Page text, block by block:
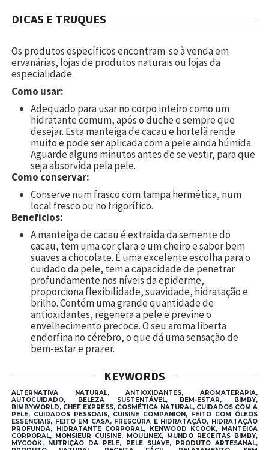
DICAS E TRUQUES
Os produtos específicos encontram-se à venda em
ervanárias, lojas de produtos naturais ou lojas da
especialidade.
Como usar:
Adequado para usar no corpo inteiro como um
hidratante comum, após o duche e sempre que
desejar. Esta manteiga de cacau e hortelã rende
muito e pode ser aplicada com a pele ainda húmida.
Aguarde alguns minutos antes de se vestir, para que
seja absorvida pela pele.
Como conservar:
Conserve num frasco com tampa hermética, num
local fresco ou no frigorífico.
Beneficios:
A manteiga de cacau é extraída da semente do
cacau, tem uma cor clara e um cheiro e sabor bem
suaves a chocolate. É uma excelente escolha para o
cuidado da pele, tem a capacidade de penetrar
profundamente nos níveis da epiderme,
proporciona flexibilidade, suavidade, hidratação e
brilho.Contém uma grande quantidade de
antioxidantes, regenera a pele e previne o
envelhecimento precoce. O seu aroma liberta
endorfina no cérebro, o que dá uma sensação de
bem-estar e prazer.
KEYWORDS
ALTERNATIVA NATURAL, ANTIOXIDANTES, AROMATERAPIA,
AUTOCUIDADO, BELEZA SUSTENTÁVEL, BEM-ESTAR, BIMBY,
BIMBYWORLD, CHEF EXPRESS, COSMÉTICA NATURAL, CUIDADOS COM A
PELE, CUIDADOS PESSOAIS, CUISINE COMPANION, FEITO COM ÓLEOS
ESSENCIAIS, FEITO EM CASA, FRESCURA E HIDRATAÇÃO, HIDRATAÇÃO
PROFUNDA, HIDRATANTE CORPORAL, KENWOOD KCOOK, MANTEIGA
CORPORAL, MONSIEUR CUISINE, MOULINEX, MUNDO RECEITAS BIMBY,
MYCOOK, NUTRIÇÃO DA PELE, PELE SUAVE, PRODUTO ARTESANAL,